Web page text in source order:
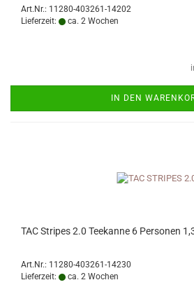
Art.Nr.: 11280-403261-14202
Lieferzeit:
ca. 2 Wochen
IN DEN
TAC Stripes 2.0 Teekanne 6 Personen
Art.Nr.: 11280-403261-14230
Lieferzeit:
ca. 2 Wochen